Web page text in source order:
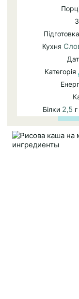
Підготовка
Кухня
Категорія
Білки 2,5